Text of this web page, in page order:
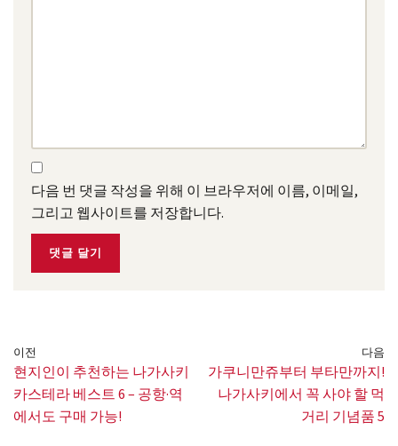
다음 번 댓글 작성을 위해 이 브라우저에 이름, 이메일,
그리고 웹사이트를 저장합니다.
이전
현지인이 추천하는 나가사키
카스테라 베스트 6 – 공항·역
에서도 구매 가능!
다음
가쿠니만쥬부터 부타만까지!
나가사키에서 꼭 사야 할 먹
거리 기념품 5